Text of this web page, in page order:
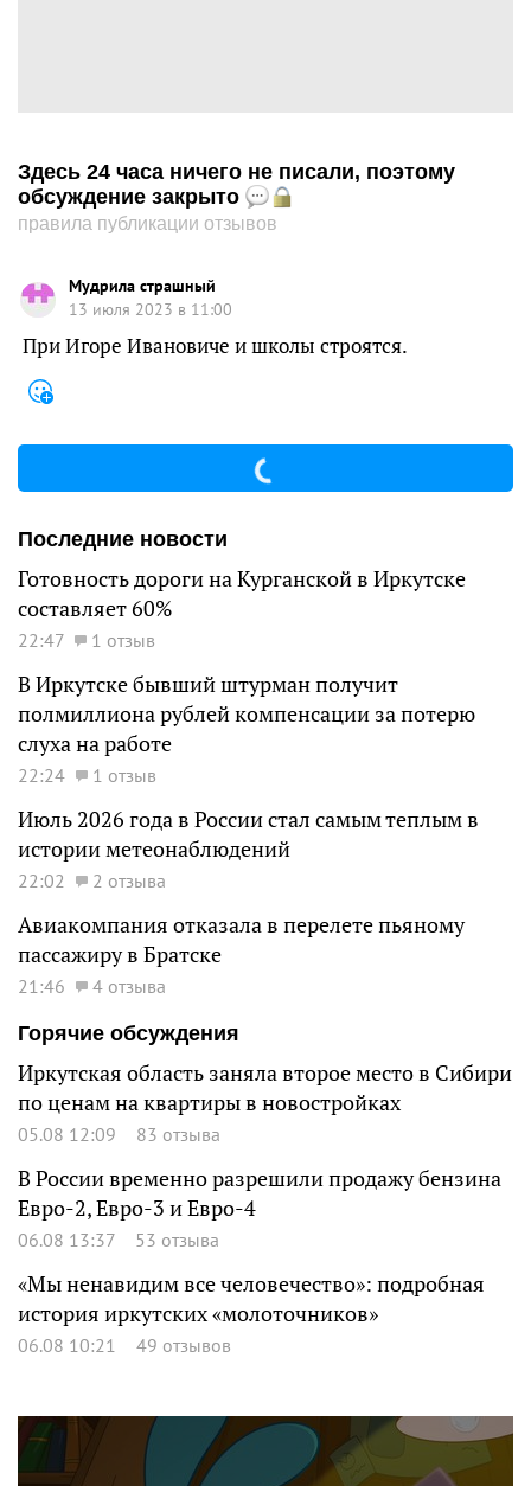
Здесь 24 часа ничего не писали, поэтому
обсуждение закрыто
правила публикации отзывов
Мудрила страшный
13 июля 2023 в 11:00
При Игоре Ивановиче и школы строятся.
Последние новости
Готовность дороги на Курганской в Иркутске
составляет 60%
22:47 1 отзыв
В Иркутске бывший штурман получит
полмиллиона рублей компенсации за потерю
слуха на работе
22:24 1 отзыв
Июль 2026 года в России стал самым теплым в
истории метеонаблюдений
22:02 2 отзыва
Авиакомпания отказала в перелете пьяному
пассажиру в Братске
21:46
4 отзыва
Горячие обсуждения
Иркутская область заняла второе место в Сибири
по ценам на квартиры в новостройках
05.08 12:09 83 отзыва
В России временно разрешили продажу бензина
Евро-2, Евро-3 и Евро-4
06.08 13:37 53 отзыва
«Мы ненавидим все человечество»: подробная
история иркутских «молоточников»
06.08 10:21 49 отзывов